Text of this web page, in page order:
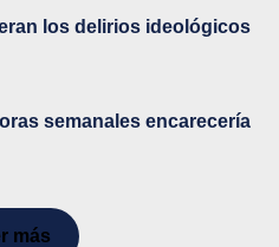
los delirios ideológicos
semanales encarecería
más